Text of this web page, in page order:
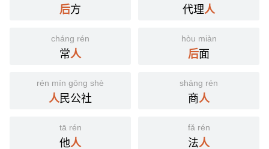
后方 代理人
cháng rén
常人
hòu miàn
后面
rén mín gōng shè
人民公社
shāng rén
商人
tā rén
他人
fǎ rén
法人